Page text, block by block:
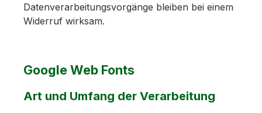
Datenverarbeitungsvorgänge bleiben bei einem
Widerruf wirksam.
Google Web Fonts
Art und Umfang der Verarbeitung